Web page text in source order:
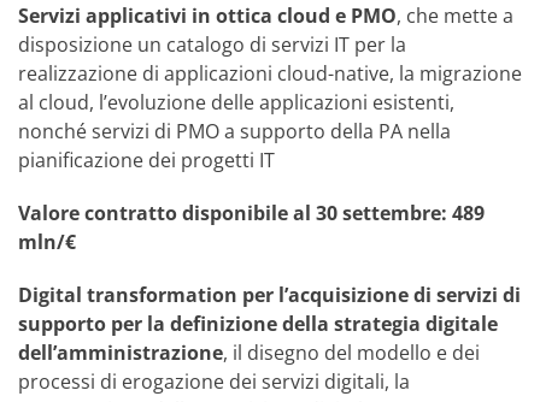
Servizi applicativi in ottica cloud e PMO, che mette a
disposizione un catalogo di servizi IT per la
realizzazione di applicazioni cloud-native, la migrazione
al cloud, l’evoluzione delle applicazioni esistenti,
nonché servizi di PMO a supporto della PA nella
pianificazione dei progetti IT
Valore contratto disponibile al 30 settembre: 489
mln/€
Digital transformation per l’acquisizione di servizi di
supporto per la definizione della strategia digitale
dell’amministrazione, il disegno del modello e dei
processi di erogazione dei servizi digitali, la